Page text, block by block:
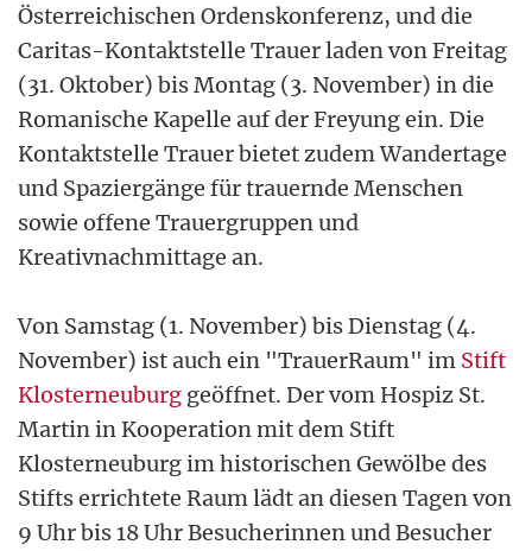
Österreichischen Ordenskonferenz, und die
Caritas-Kontaktstelle Trauer laden von Freitag
(31. Oktober) bis Montag (3. November) in die
Romanische Kapelle auf der Freyung ein. Die
Kontaktstelle Trauer bietet zudem Wandertage
und Spaziergänge für trauernde Menschen
sowie offene Trauergruppen und
Kreativnachmittage an.
Von Samstag (1. November) bis Dienstag (4.
November) ist auch ein "TrauerRaum" im Stift
Klosterneuburg geöffnet. Der vom Hospiz St.
Martin in Kooperation mit dem Stift
Klosterneuburg im historischen Gewölbe des
Stifts errichtete Raum lädt an diesen Tagen von
9 Uhr bis 18 Uhr Besucherinnen und Besucher